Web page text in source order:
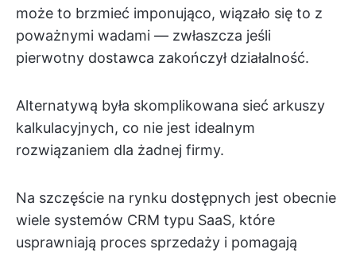
może to brzmieć imponująco, wiązało się to z
poważnymi wadami — zwłaszcza jeśli
pierwotny dostawca zakończył działalność.
Alternatywą była skomplikowana sieć arkuszy
kalkulacyjnych, co nie jest idealnym
rozwiązaniem dla żadnej firmy.
Na szczęście na rynku dostępnych jest obecnie
wiele systemów CRM typu SaaS, które
usprawniają proces sprzedaży i pomagają